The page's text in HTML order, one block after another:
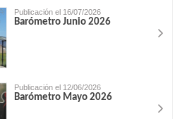
Publicación el 16/07/2026
Barómetro Junio 2026
Publicación el 12/06/2026
Barómetro Mayo 2026